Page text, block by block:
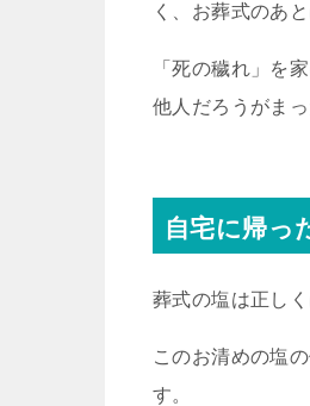
く、お葬式のあ
「死の穢れ」を
他人だろうがま
自宅に帰っ
葬式の塩は正し
このお清めの塩
す。